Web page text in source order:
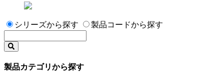
シリーズから探す 製品コードから探す
製品カテゴリから探す